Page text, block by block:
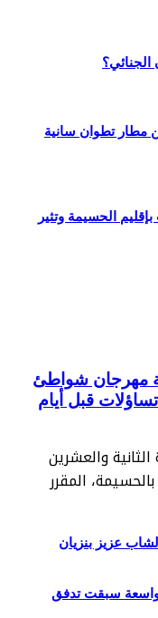
مطار تطوان سانية
الحسيمة وتثير
مهرجان شواطئ
قبل أيام
والعشرين
المقرر
عزيز بنزيان
واسعة سبقت تدفق